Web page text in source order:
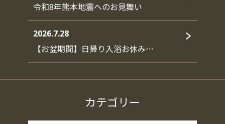
令和8年熊本地震へのお見舞い
2026.7.28
【お盆期間】日帰り入浴お休み…
カテゴリー